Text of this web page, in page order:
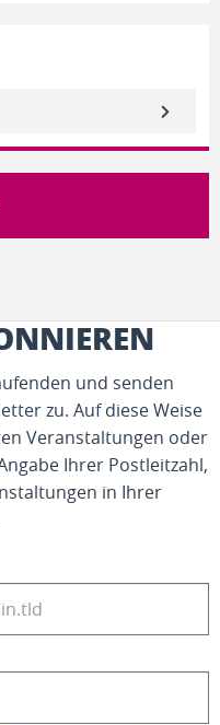
und senden
zu. Auf diese Weise
Veranstaltungen oder
Ihrer Postleitzahl,
in Ihrer